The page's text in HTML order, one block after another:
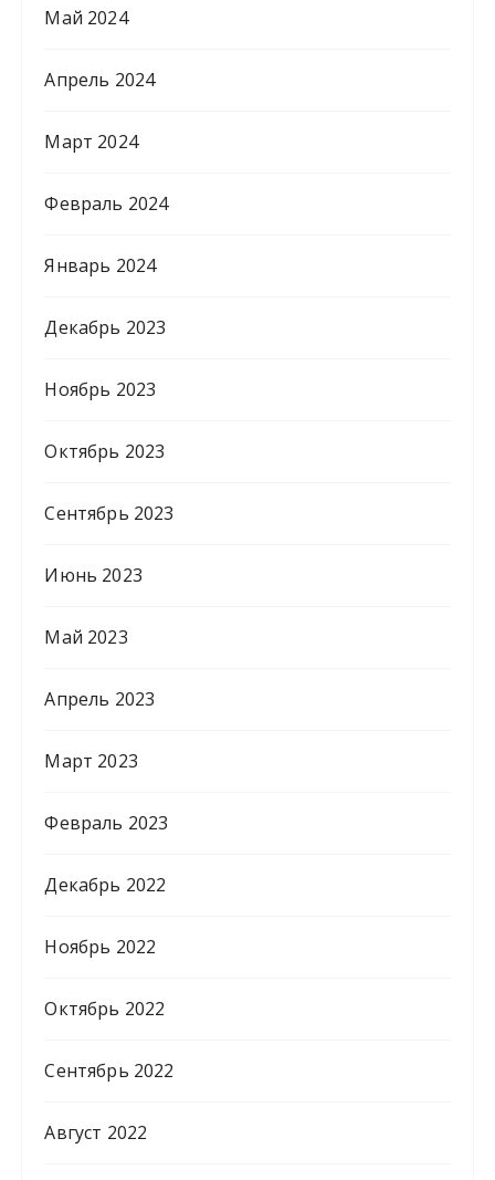
Май 2024
Апрель 2024
Март 2024
Февраль 2024
Январь 2024
Декабрь 2023
Ноябрь 2023
Октябрь 2023
Сентябрь 2023
Июнь 2023
Май 2023
Апрель 2023
Март 2023
Февраль 2023
Декабрь 2022
Ноябрь 2022
Октябрь 2022
Сентябрь 2022
Август 2022